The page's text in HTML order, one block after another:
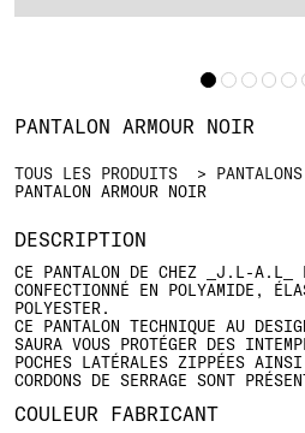
TOUS LES PRODUITS
PANTALONS
PANTALON ARMOUR NOIR
PANTALON ARMOUR NOIR
DESCRIPTION
CE PANTALON DE CHEZ _J.L-A.L_
CONFECTIONNÉ EN POLYAMIDE,
POLYESTER.
CE PANTALON TECHNIQUE AU
SAURA VOUS PROTÉGER DES
POCHES LATÉRALES ZIPPÉES
CORDONS DE SERRAGE SONT
COULEUR FABRICANT